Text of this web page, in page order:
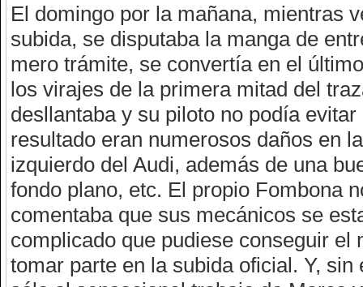
El domingo por la mañana, mientras
subida, se disputaba la manga de
mero trámite, se convertía en el
los virajes de la primera mitad del
desllantaba y su piloto no podía
resultado eran numerosos daños en
izquierdo del Audi, además de una
fondo plano, etc. El propio Fombona
comentaba que sus mecánicos se
complicado que pudiese conseguir
tomar parte en la subida oficial. Y,